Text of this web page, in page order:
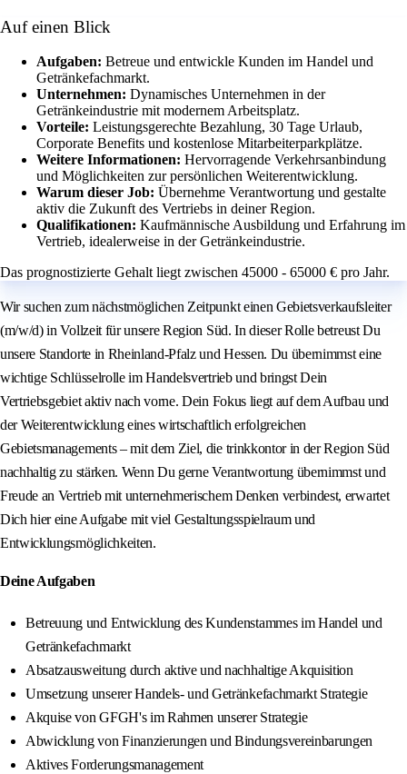
Auf einen Blick
Aufgaben: Betreue und entwickle Kunden im Handel und
Getränkefachmarkt.
Unternehmen: Dynamisches Unternehmen in der
Getränkeindustrie mit modernem Arbeitsplatz.
Vorteile: Leistungsgerechte Bezahlung, 30 Tage Urlaub,
Corporate Benefits und kostenlose Mitarbeiterparkplätze.
Weitere Informationen: Hervorragende Verkehrsanbindung
und Möglichkeiten zur persönlichen Weiterentwicklung.
Warum dieser Job: Übernehme Verantwortung und gestalte
aktiv die Zukunft des Vertriebs in deiner Region.
Qualifikationen: Kaufmännische Ausbildung und Erfahrung im
Vertrieb, idealerweise in der Getränkeindustrie.
Das prognostizierte Gehalt liegt zwischen 45000 - 65000 € pro Jahr.
Wir suchen zum nächstmöglichen Zeitpunkt einen Gebietsverkaufsleiter
(m/w/d) in Vollzeit für unsere Region Süd. In dieser Rolle betreust Du
unsere Standorte in Rheinland-Pfalz und Hessen. Du übernimmst eine
wichtige Schlüsselrolle im Handelsvertrieb und bringst Dein
Vertriebsgebiet aktiv nach vorne. Dein Fokus liegt auf dem Aufbau und
der Weiterentwicklung eines wirtschaftlich erfolgreichen
Gebietsmanagements – mit dem Ziel, die trinkkontor in der Region Süd
nachhaltig zu stärken. Wenn Du gerne Verantwortung übernimmst und
Freude an Vertrieb mit unternehmerischem Denken verbindest, erwartet
Dich hier eine Aufgabe mit viel Gestaltungsspielraum und
Entwicklungsmöglichkeiten.
Deine Aufgaben
Betreuung und Entwicklung des Kundenstammes im Handel und
Getränkefachmarkt
Absatzausweitung durch aktive und nachhaltige Akquisition
Umsetzung unserer Handels- und Getränkefachmarkt Strategie
Akquise von GFGH's im Rahmen unserer Strategie
Abwicklung von Finanzierungen und Bindungsvereinbarungen
Aktives Forderungsmanagement